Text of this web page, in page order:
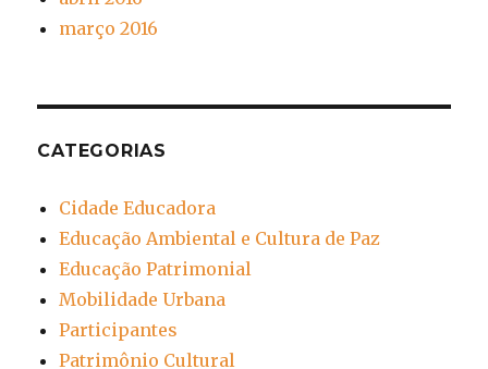
março 2016
CATEGORIAS
Cidade Educadora
Educação Ambiental e Cultura de Paz
Educação Patrimonial
Mobilidade Urbana
Participantes
Patrimônio Cultural